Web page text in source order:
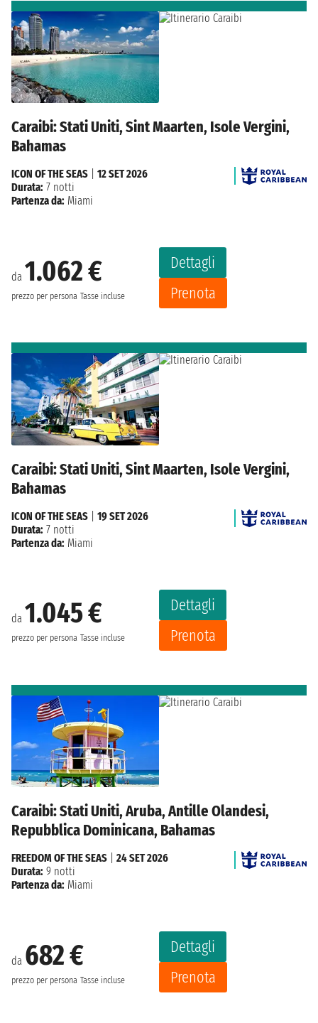
Caraibi: Stati Uniti, Sint Maarten, Isole Vergini,
Bahamas
da 1.062 €
prezzo per persona Tasse incluse
Dettagli
Prenota
ICON OF THE SEAS
12 SET 2026
Durata: 7 notti
Partenza da: Miami
Caraibi: Stati Uniti, Sint Maarten, Isole Vergini,
Bahamas
da 1.045 €
prezzo per persona Tasse incluse
Dettagli
Prenota
ICON OF THE SEAS
19 SET 2026
Durata: 7 notti
Partenza da: Miami
Caraibi: Stati Uniti, Aruba, Antille Olandesi,
Repubblica Dominicana, Bahamas
da 682 €
prezzo per persona Tasse incluse
Dettagli
Prenota
FREEDOM OF THE SEAS
24 SET 2026
Durata: 9 notti
Partenza da: Miami